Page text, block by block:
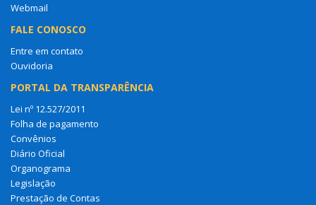
Webmail
FALE CONOSCO
Entre em contato
Ouvidoria
PORTAL DA TRANSPARÊNCIA
Lei nº 12.527/2011
Folha de pagamento
Convênios
Diário Oficial
Organograma
Legislação
Prestação de Contas